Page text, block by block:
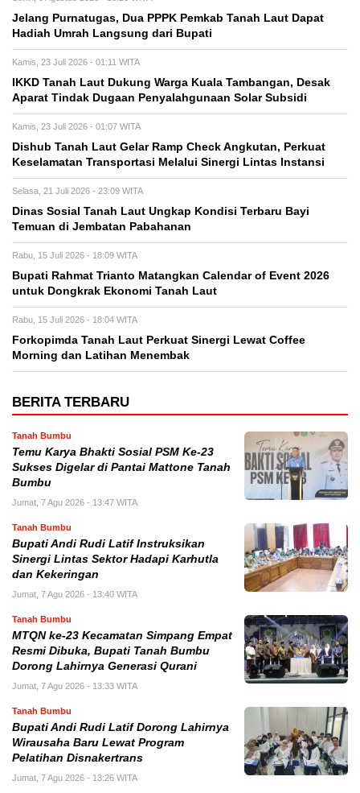
Jelang Purnatugas, Dua PPPK Pemkab Tanah Laut Dapat
Hadiah Umrah Langsung dari Bupati
Kamis, 23 Juli 2026 - 01:11 WITA
IKKD Tanah Laut Dukung Warga Kuala Tambangan, Desak
Aparat Tindak Dugaan Penyalahgunaan Solar Subsidi
Kamis, 23 Juli 2026 - 01:07 WITA
Dishub Tanah Laut Gelar Ramp Check Angkutan, Perkuat
Keselamatan Transportasi Melalui Sinergi Lintas Instansi
Selasa, 21 Juli 2026 - 23:09 WITA
Dinas Sosial Tanah Laut Ungkap Kondisi Terbaru Bayi
Temuan di Jembatan Pabahanan
Rabu, 15 Juli 2026 - 18:09 WITA
Bupati Rahmat Trianto Matangkan Calendar of Event 2026
untuk Dongkrak Ekonomi Tanah Laut
Rabu, 15 Juli 2026 - 18:04 WITA
Forkopimda Tanah Laut Perkuat Sinergi Lewat Coffee
Morning dan Latihan Menembak
BERITA TERBARU
Tanah Bumbu
Temu Karya Bhakti Sosial PSM Ke-23
Sukses Digelar di Pantai Mattone Tanah
Bumbu
Jumat, 7 Agu 2026 - 13:47 WITA
Tanah Bumbu
Bupati Andi Rudi Latif Instruksikan
Sinergi Lintas Sektor Hadapi Karhutla
dan Kekeringan
Jumat, 7 Agu 2026 - 13:40 WITA
Tanah Bumbu
MTQN ke-23 Kecamatan Simpang Empat
Resmi Dibuka, Bupati Tanah Bumbu
Dorong Lahirnya Generasi Qurani
Jumat, 7 Agu 2026 - 13:33 WITA
Tanah Bumbu
Bupati Andi Rudi Latif Dorong Lahirnya
Wirausaha Baru Lewat Program
Pelatihan Disnakertrans
Jumat, 7 Agu 2026 - 13:26 WITA